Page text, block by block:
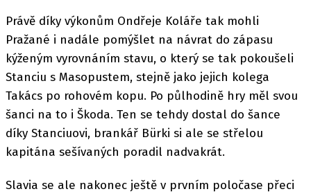
Právě díky výkonům Ondřeje Koláře tak mohli
Pražané i nadále pomýšlet na návrat do zápasu
kýženým vyrovnáním stavu, o který se tak pokoušeli
Stanciu s Masopustem, stejně jako jejich kolega
Takács po rohovém kopu. Po půlhodině hry měl svou
šanci na to i Škoda. Ten se tehdy dostal do šance
díky Stanciuovi, brankář Bürki si ale se střelou
kapitána sešívaných poradil nadvakrát.
Slavia se ale nakonec ještě v prvním poločase přeci